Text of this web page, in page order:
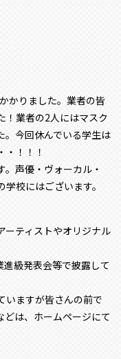
かりました。業者の皆
！業者の2人にはマスク
。今回休んでいる学生は
！！！
声優・ヴォーカル・
校にはございます。
ーティストやオリジナル
級発表会等で披露して
いますが皆さんの前で
は、ホームページにて